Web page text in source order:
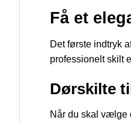
Få et
Det første indtryk
professionelt skilt
Dørskilte
Når du skal vælge